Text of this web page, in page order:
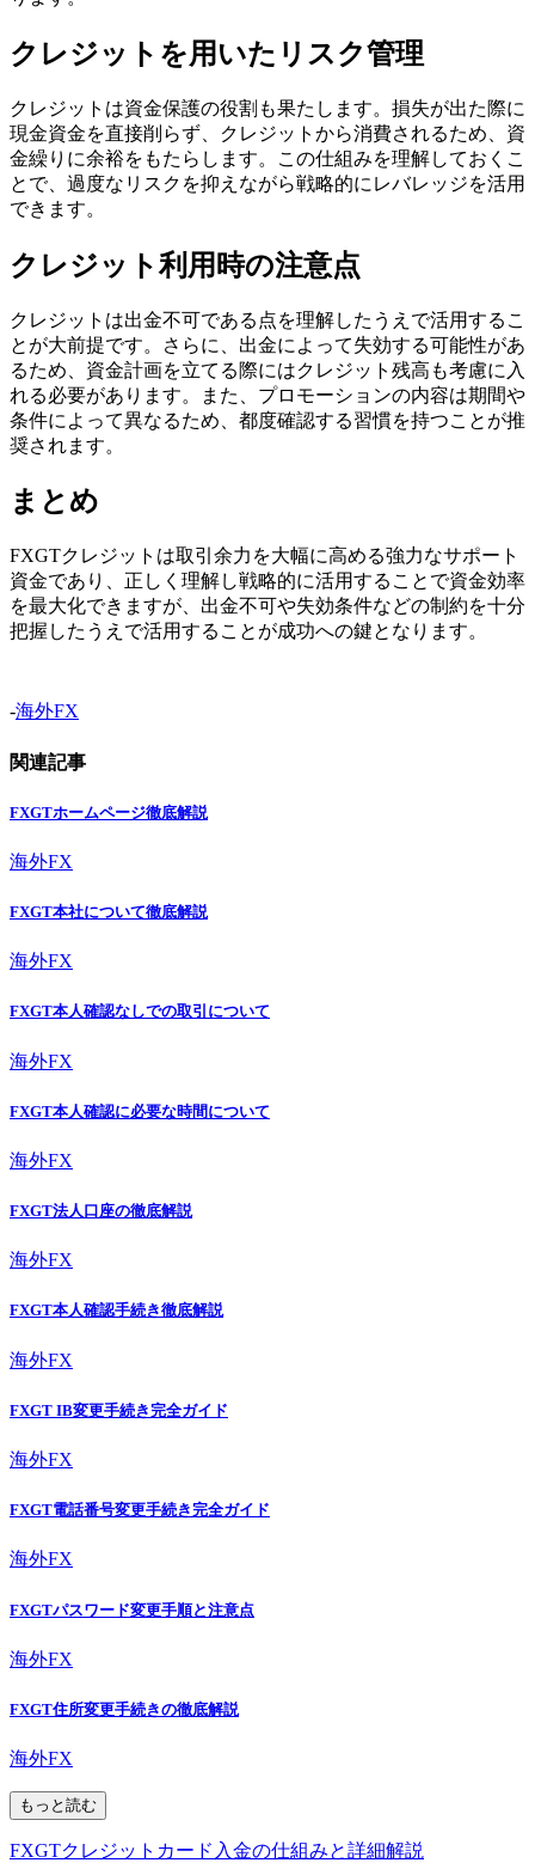
クレジットを用いたリスク管理
クレジットは資金保護の役割も果たします。損失が出た際に
現金資金を直接削らず、クレジットから消費されるため、資
金繰りに余裕をもたらします。この仕組みを理解しておくこ
とで、過度なリスクを抑えながら戦略的にレバレッジを活用
できます。
クレジット利用時の注意点
クレジットは出金不可である点を理解したうえで活用するこ
とが大前提です。さらに、出金によって失効する可能性があ
るため、資金計画を立てる際にはクレジット残高も考慮に入
れる必要があります。また、プロモーションの内容は期間や
条件によって異なるため、都度確認する習慣を持つことが推
奨されます。
まとめ
FXGTクレジットは取引余力を大幅に高める強力なサポート
資金であり、正しく理解し戦略的に活用することで資金効率
を最大化できますが、出金不可や失効条件などの制約を十分
把握したうえで活用することが成功への鍵となります。
-海外FX
関連記事
FXGTホームページ徹底解説
海外FX
FXGT本社について徹底解説
海外FX
FXGT本人確認なしでの取引について
海外FX
FXGT本人確認に必要な時間について
海外FX
FXGT法人口座の徹底解説
海外FX
FXGT本人確認手続き徹底解説
海外FX
FXGT IB変更手続き完全ガイド
海外FX
FXGT電話番号変更手続き完全ガイド
海外FX
FXGTパスワード変更手順と注意点
海外FX
FXGT住所変更手続きの徹底解説
海外FX
もっと読む
FXGTクレジットカード入金の仕組みと詳細解説